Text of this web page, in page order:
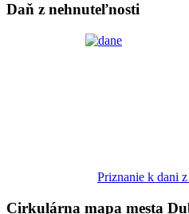
Daň z nehnuteľnosti
Priznanie k dani
Cirkulárna mapa mesta